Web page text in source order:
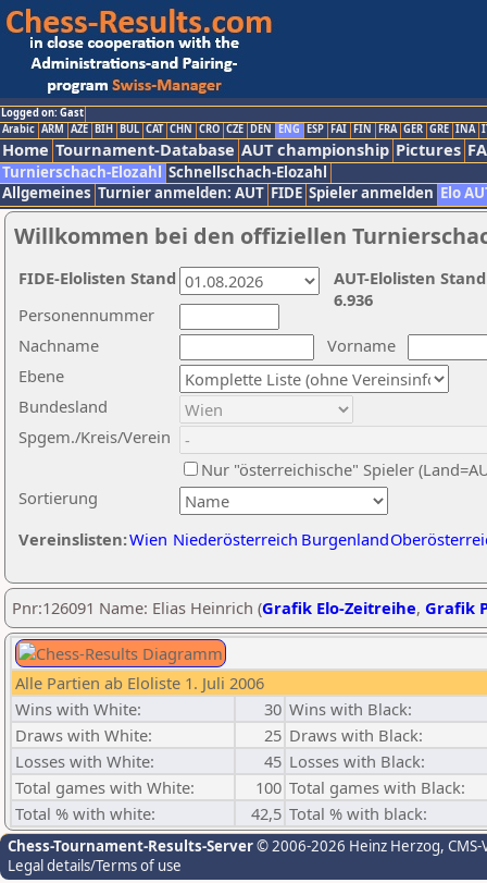
Logged on: Gast
Arabic ARM AZE BIH BUL CAT CHN CRO CZE DEN ENG ESP FAI FIN FRA GER GRE INA
Home Tournament-Database AUT championship Pictures
Turnierschach-Elozahl Schnellschach-Elozahl
Allgemeines Turnier anmelden: AUT FIDE Spieler anmelden Elo
Willkommen bei den offiziellen
Nachname
Vorname
Ebene
Sortierung
Personennummer
Bundesland
Spgem./Kreis/Verein
Nur "österreichische" Spieler
Vereinslisten:Wien Niederösterreich Burgenland
AUT-Elolisten
6.936
FIDE-Elolisten Stand
Pnr:126091 Name: Elias Heinrich (Grafik Elo-Zeitreihe, Grafik
Alle Partien ab Eloliste 1. Juli 2006
Wins with White:
30 Wins with Black:
Draws with White:
25 Draws with Black:
Losses with White:
45 Losses with Black:
Total games with White:
100 Total games with Black:
Total % with white:
42,5 Total % with black:
Chess-Tournament-Results-Server© 2006-2026 Heinz Herzog,
Legal details/Terms of use